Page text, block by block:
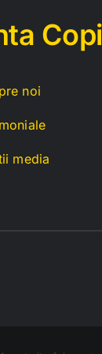
noi
media